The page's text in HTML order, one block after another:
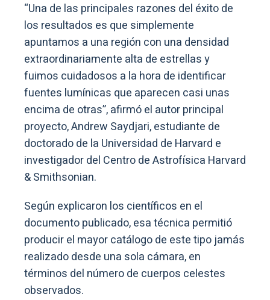
“Una de las principales razones del éxito de
los resultados es que simplemente
apuntamos a una región con una densidad
extraordinariamente alta de estrellas y
fuimos cuidadosos a la hora de identificar
fuentes lumínicas que aparecen casi unas
encima de otras”, afirmó el autor principal
proyecto, Andrew Saydjari, estudiante de
doctorado de la Universidad de Harvard e
investigador del Centro de Astrofísica Harvard
& Smithsonian.
Según explicaron los científicos en el
documento publicado, esa técnica permitió
producir el mayor catálogo de este tipo jamás
realizado desde una sola cámara, en
términos del número de cuerpos celestes
observados.